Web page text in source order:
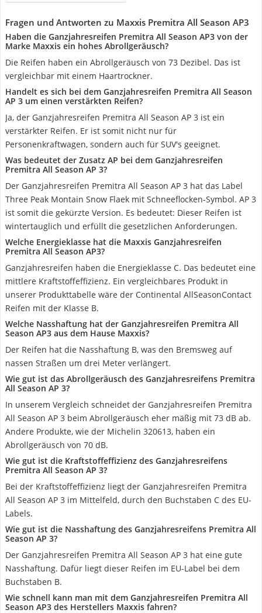
Fragen und Antworten zu Maxxis Premitra All Season AP3
Haben die Ganzjahresreifen Premitra All Season AP3 von der
Marke Maxxis ein hohes Abrollgeräusch?
Die Reifen haben ein Abrollgeräusch von 73 Dezibel. Das ist
vergleichbar mit einem Haartrockner.
Handelt es sich bei dem Ganzjahresreifen Premitra All Season
AP 3 um einen verstärkten Reifen?
Ja, der Ganzjahresreifen Premitra All Season AP 3 ist ein
verstärkter Reifen. Er ist somit nicht nur für
Personenkraftwagen, sondern auch für SUV's geeignet.
Was bedeutet der Zusatz AP bei dem Ganzjahresreifen
Premitra All Season AP 3?
Der Ganzjahresreifen Premitra All Season AP 3 hat das Label
Three Peak Montain Snow Flaek mit Schneeflocken-Symbol. AP 3
ist somit die gekürzte Version. Es bedeutet: Dieser Reifen ist
wintertauglich und erfüllt die gesetzlichen Anforderungen.
Welche Energieklasse hat die Maxxis Ganzjahresreifen
Premitra All Season AP3?
Ganzjahresreifen haben die Energieklasse C. Das bedeutet eine
mittlere Kraftstoffeffizienz. Ein vergleichbares Produkt in
unserer Produkttabelle wäre der Continental AllSeasonContact
Reifen mit der Klasse B.
Welche Nasshaftung hat der Ganzjahresreifen Premitra All
Season AP3 aus dem Hause Maxxis?
Der Reifen hat die Nasshaftung B, was den Bremsweg auf
nassen Straßen um drei Meter verlängert.
Wie gut ist das Abrollgeräusch des Ganzjahresreifens Premitra
All Season AP 3?
In unserem Vergleich schneidet der Ganzjahresreifen Premitra
All Season AP 3 beim Abrollgeräusch eher mäßig mit 73 dB ab.
Andere Produkte, wie der Michelin 320613, haben ein
Abrollgeräusch von 70 dB.
Wie gut ist die Kraftstoffeffizienz des Ganzjahresreifens
Premitra All Season AP 3?
Bei der Kraftstoffeffizienz liegt der Ganzjahresreifen Premitra
All Season AP 3 im Mittelfeld, durch den Buchstaben C des EU-
Labels.
Wie gut ist die Nasshaftung des Ganzjahresreifens Premitra All
Season AP 3?
Der Ganzjahresreifen Premitra All Season AP 3 hat eine gute
Nasshaftung. Dafür liegt dieser Reifen im EU-Label bei dem
Buchstaben B.
Wie schnell kann man mit dem Ganzjahresreifen Premitra All
Season AP3 des Herstellers Maxxis fahren?